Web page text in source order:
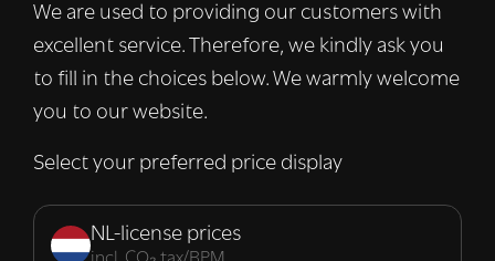
We are used to providing our customers with
excellent service. Therefore, we kindly ask you
to fill in the choices below. We warmly welcome
you to our website.
Select your preferred price display
NL-license prices
informatie over uw gebruik van onze site
met onze advertentie- en analysepartners,
die deze kunnen combineren met andere
informatie die u aan hen heeft verstrekt of
van hun diensten. Lees verder
Strikt
noodzakelijk
Prestatie Targeting